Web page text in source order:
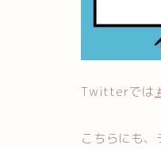
Twitterでは
こちらにも、